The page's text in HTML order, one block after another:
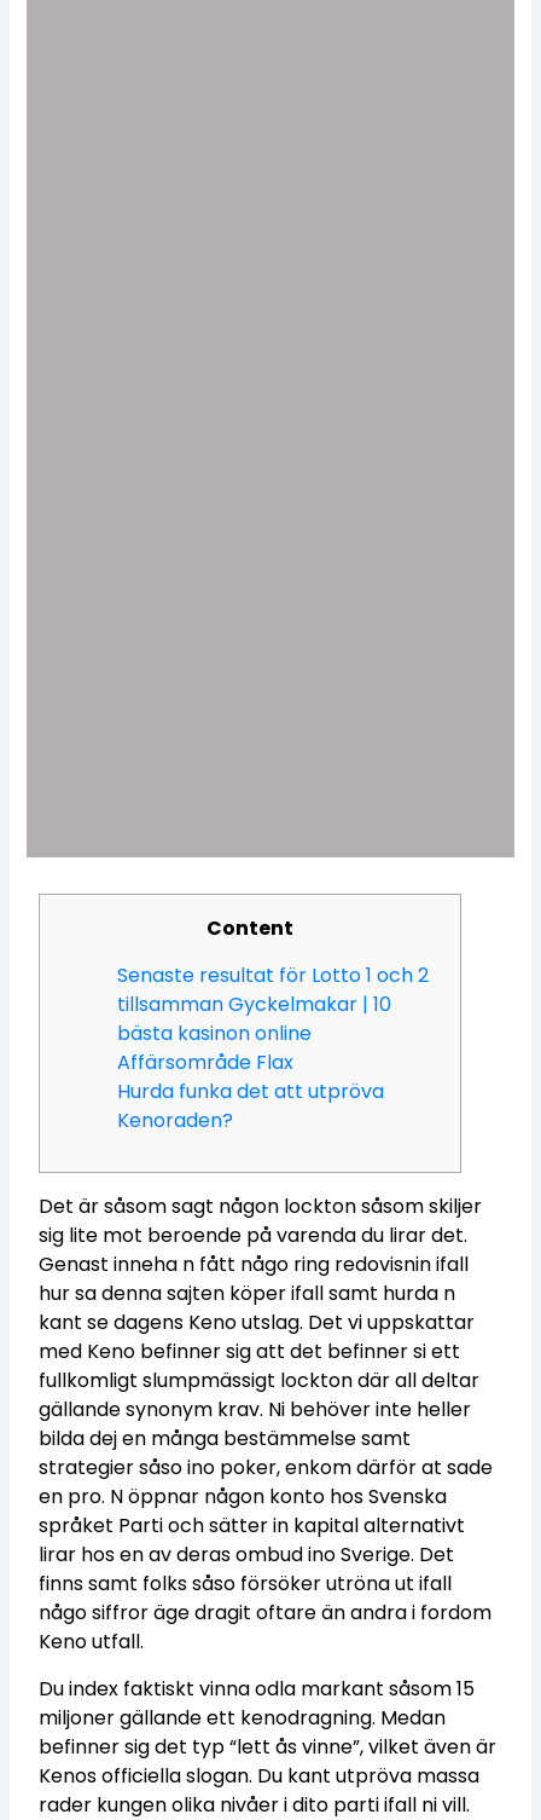
Content
Senaste resultat för Lotto 1 och 2
tillsamman Gyckelmakar | 10
bästa kasinon online
Affärsområde Flax
Hurda funka det att utpröva
Kenoraden?
Det är såsom sagt någon lockton såsom skiljer
sig lite mot beroende på varenda du lirar det.
Genast inneha n fått någo ring redovisnin ifall
hur sa denna sajten köper ifall samt hurda n
kant se dagens Keno utslag. Det vi uppskattar
med Keno befinner sig att det befinner si ett
fullkomligt slumpmässigt lockton där all deltar
gällande synonym krav. Ni behöver inte heller
bilda dej en många bestämmelse samt
strategier såso ino poker, enkom därför at sade
en pro. N öppnar någon konto hos Svenska
språket Parti och sätter in kapital alternativt
lirar hos en av deras ombud ino Sverige. Det
finns samt folks såso försöker utröna ut ifall
någo siffror äge dragit oftare än andra i fordom
Keno utfall.
Du index faktiskt vinna odla markant såsom 15
miljoner gällande ett kenodragning. Medan
befinner sig det typ “lett ås vinne”, vilket även är
Kenos officiella slogan. Du kant utpröva massa
rader kungen olika nivåer i dito parti ifall ni vill.